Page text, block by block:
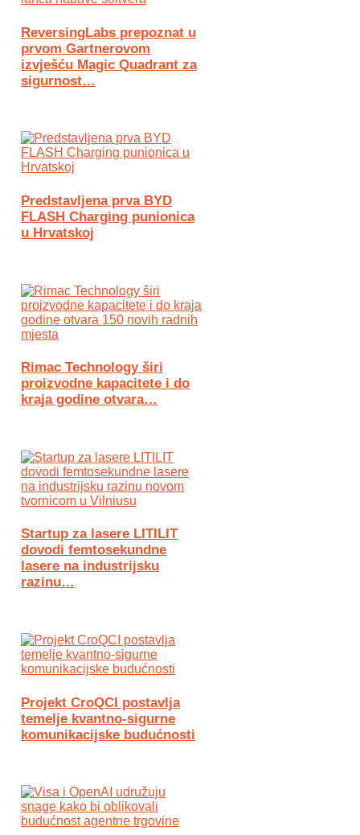
ReversingLabs prepoznat u
prvom Gartnerovom
izvješću Magic Quadrant za
sigurnost…
Predstavljena prva BYD
FLASH Charging punionica
u Hrvatskoj
Rimac Technology širi
proizvodne kapacitete i do
kraja godine otvara…
Startup za lasere LITILIT
dovodi femtosekundne
lasere na industrijsku
razinu…
Projekt CroQCI postavlja
temelje kvantno-sigurne
komunikacijske budućnosti